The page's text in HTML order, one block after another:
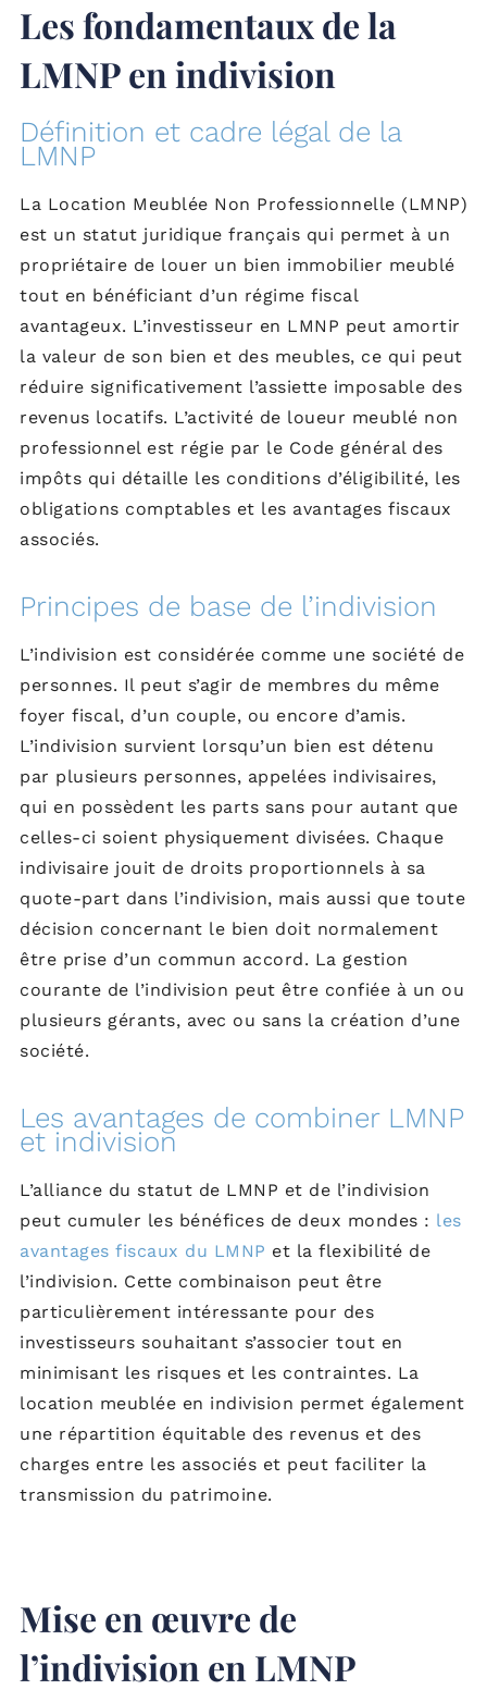
Les fondamentaux de la
LMNP en indivision
Définition et cadre légal de la
LMNP
La Location Meublée Non Professionnelle (LMNP)
est un statut juridique français qui permet à un
propriétaire de louer un bien immobilier meublé
tout en bénéficiant d’un régime fiscal
avantageux. L’investisseur en LMNP peut amortir
la valeur de son bien et des meubles, ce qui peut
réduire significativement l’assiette imposable des
revenus locatifs. L’activité de loueur meublé non
professionnel est régie par le Code général des
impôts qui détaille les conditions d’éligibilité, les
obligations comptables et les avantages fiscaux
associés.
Principes de base de l’indivision
L’indivision est considérée comme une société de
personnes. Il peut s’agir de membres du même
foyer fiscal, d’un couple, ou encore d’amis.
L’indivision survient lorsqu’un bien est détenu
par plusieurs personnes, appelées indivisaires,
qui en possèdent les parts sans pour autant que
celles-ci soient physiquement divisées. Chaque
indivisaire jouit de droits proportionnels à sa
quote-part dans l’indivision, mais aussi que toute
décision concernant le bien doit normalement
être prise d’un commun accord. La gestion
courante de l’indivision peut être confiée à un ou
plusieurs gérants, avec ou sans la création d’une
société.
Les avantages de combiner LMNP
et indivision
L’alliance du statut de LMNP et de l’indivision
peut cumuler les bénéfices de deux mondes : les
avantages fiscaux du LMNP et la flexibilité de
l’indivision. Cette combinaison peut être
particulièrement intéressante pour des
investisseurs souhaitant s’associer tout en
minimisant les risques et les contraintes. La
location meublée en indivision permet également
une répartition équitable des revenus et des
charges entre les associés et peut faciliter la
transmission du patrimoine.
Mise en œuvre de
l’indivision en LMNP